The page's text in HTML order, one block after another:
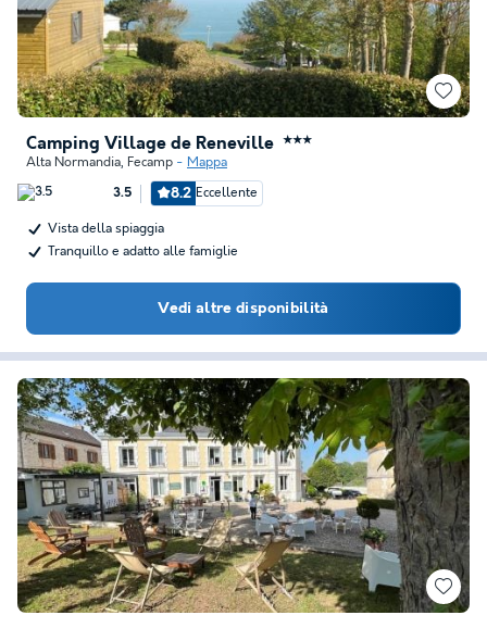
Camping Village de Reneville ★★★
Alta Normandia, Fecamp Mappa
3.5 8.2 Eccellente
Vista della spiaggia
Tranquillo e adatto alle famiglie
Vedi altre disponibilità